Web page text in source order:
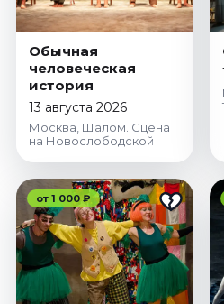
Обычная
человеческая
история
13 августа 2026
Москва, Шалом. Сцена
на Новослободской
от 1 000 ₽